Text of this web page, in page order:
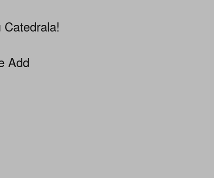
Catedrala!
Add